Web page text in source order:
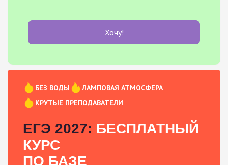
Хочу!
БЕЗ ВОДЫ
ЛАМПОВАЯ АТМОСФЕРА
КРУТЫЕ ПРЕПОДАВАТЕЛИ
ЕГЭ 2027: БЕСПЛАТНЫЙ
КУРС
ПО БАЗЕ